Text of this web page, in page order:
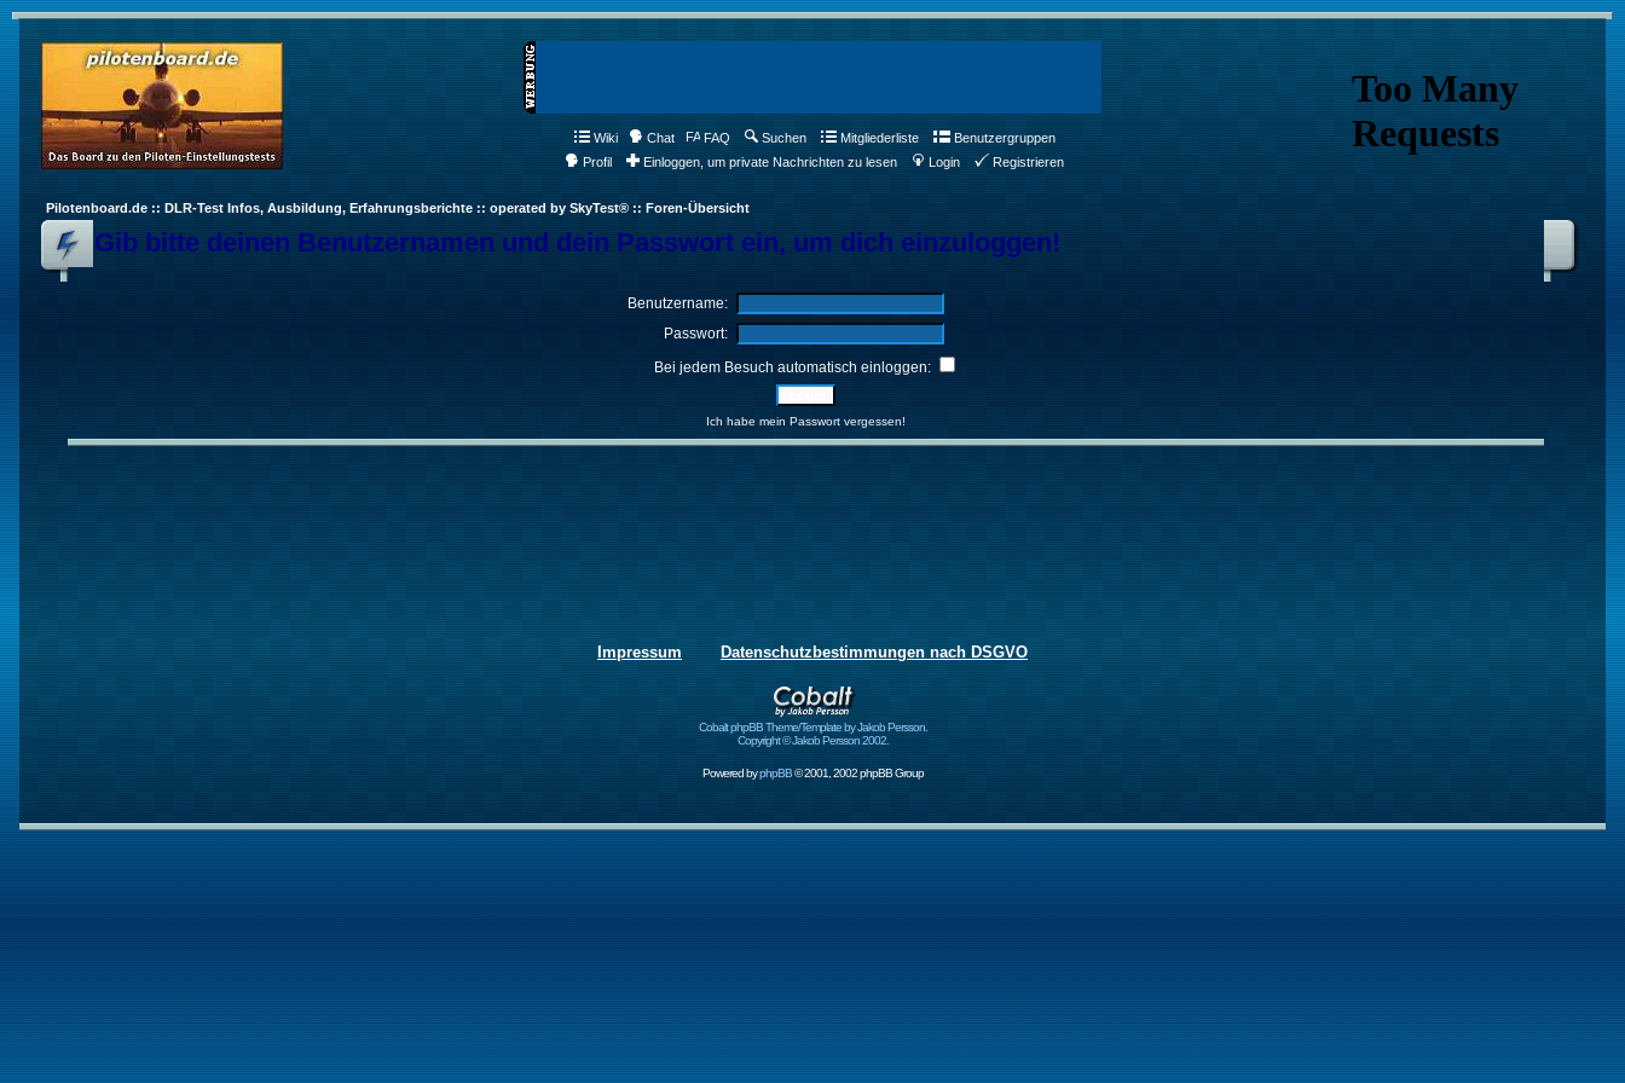
Wiki Chat FAQ Suchen Mitgliederliste
Benutzergruppen
Profil
Einloggen, um private Nachrichten zu lesen Login Registrieren
Pilotenboard.de :: DLR-Test Infos, Ausbildung, Erfahrungsberichte :: operated by SkyTest® :: Foren-Übersicht
Gib bitte deinen Benutzernamen und dein Passwort ein, um dich einzuloggen!
Benutzername:
Passwort:
Bei jedem Besuch automatisch einloggen:
Ich habe mein Passwort vergessen!
Impressum Datenschutzbestimmungen nach DSGVO
Cobalt phpBB Theme/Template by Jakob Persson.
Copyright © Jakob Persson 2002.
Powered byphpBB© 2001, 2002 phpBB Group